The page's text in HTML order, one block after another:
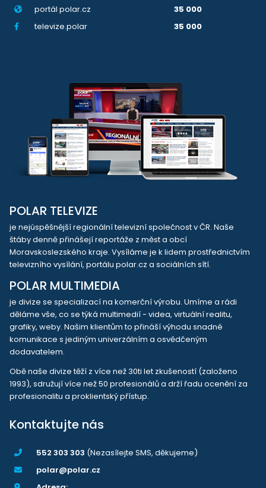
portál polar.cz
35 000
televize.polar
35 000
POLAR TELEVIZE
je nejúspěšnější regionální televizní společnost v ČR. Naše
štáby denně přinášejí reportáže z měst a obcí
Moravskoslezského kraje. Vysíláme je k lidem prostřednictvím
televizního vysílání, portálu polar.cz a sociálních sítí.
POLAR MULTIMEDIA
je divize se specializací na komerční výrobu. Umíme a rádi
děláme vše, co se týká multimedií - videa, virtuální realitu,
grafiky, weby. Našim klientům to přináší výhodu snadné
komunikace s jediným univerzálním a osvědčeným
dodavatelem.
Obě naše divize těží z více než 30ti let zkušeností (založeno
1993), sdružují více než 50 profesionálů a drží řadu ocenění za
profesionalitu a proklientský přístup.
Kontaktujte nás
552 303 303 (Nezasílejte SMS, děkujeme)
polar@polar.cz